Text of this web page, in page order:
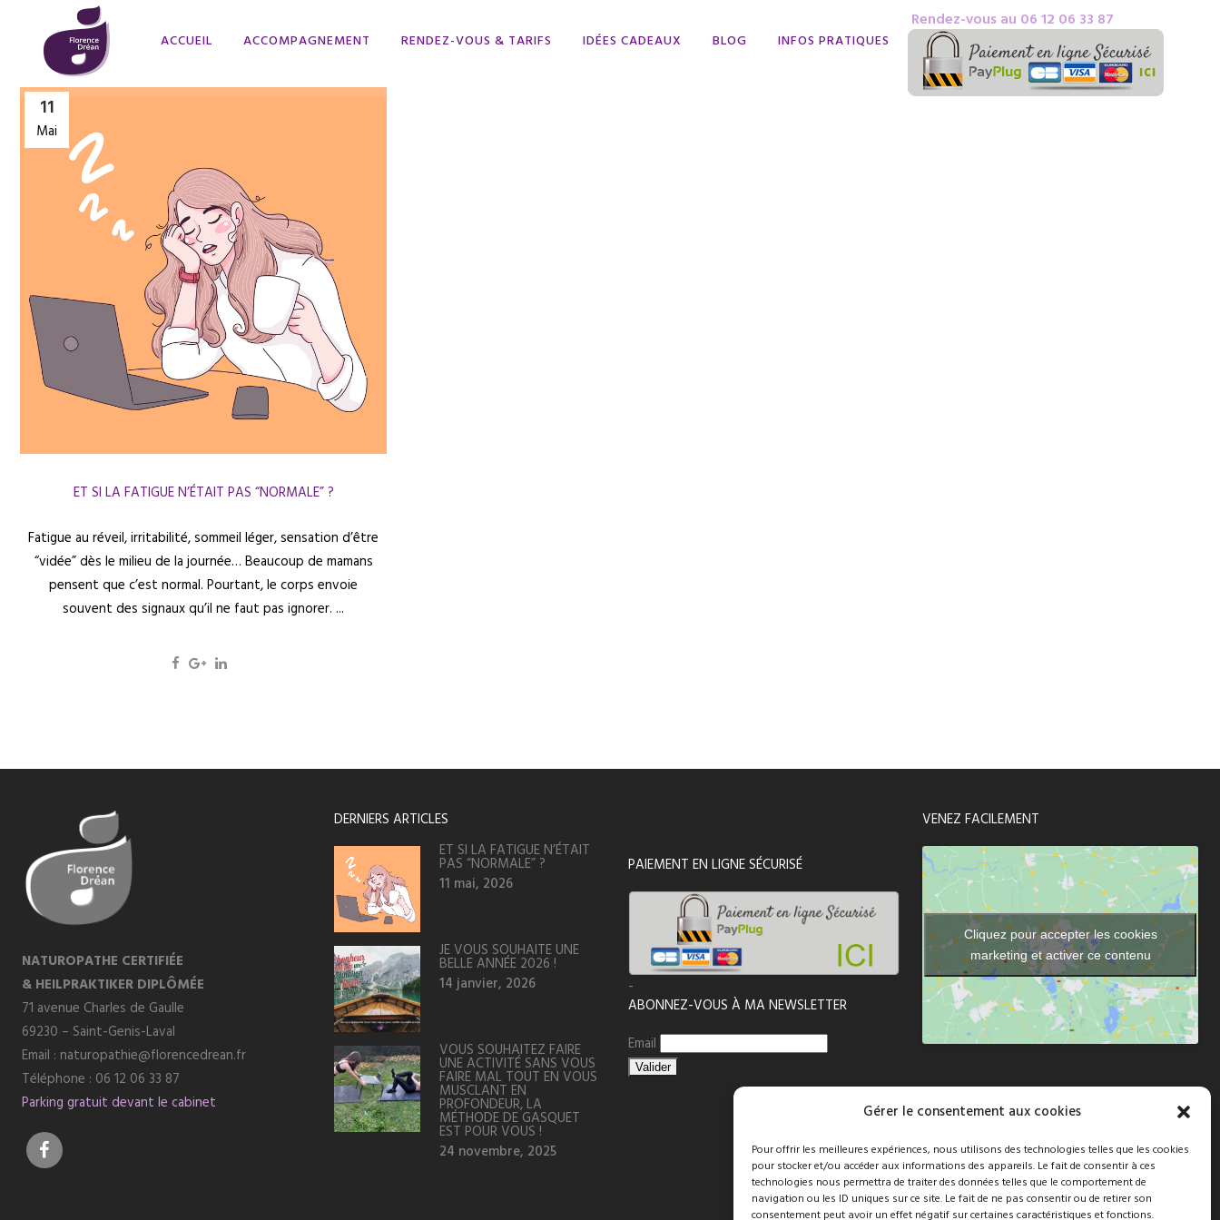
Gérer le consentement aux cookies
Pour offrir les meilleures expériences, nous utilisons des technologies telles que les cookies
pour stocker et/ou accéder aux informations des appareils. Le fait de consentir à ces
technologies nous permettra de traiter des données telles que le comportement de
navigation ou les ID uniques sur ce site. Le fait de ne pas consentir ou de retirer son
consentement peut avoir un effet négatif sur certaines caractéristiques et fonctions.
Rendez-vous au 06 12 06 33 87
ACCUEIL ACCOMPAGNEMENT RENDEZ-VOUS & TARIFS IDÉES CADEAUX BLOG INFOS PRATIQUES
11
Mai
ET SI LA FATIGUE N’ÉTAIT PAS “NORMALE” ?
Fatigue au réveil, irritabilité, sommeil léger, sensation d’être
“vidée” dès le milieu de la journée… Beaucoup de mamans
pensent que c’est normal. Pourtant, le corps envoie
souvent des signaux qu’il ne faut pas ignorer. ...
NATUROPATHE CERTIFIÉE
& HEILPRAKTIKER DIPLÔMÉE
71 avenue Charles de Gaulle
69230 – Saint-Genis-Laval
Email : naturopathie@florencedrean.fr
Téléphone : 06 12 06 33 87
Parking gratuit devant le cabinet
DERNIERS ARTICLES
ET SI LA FATIGUE N’ÉTAIT
PAS “NORMALE” ?
11 mai, 2026
JE VOUS SOUHAITE UNE
BELLE ANNÉE 2026 !
14 janvier, 2026
VOUS SOUHAITEZ FAIRE
UNE ACTIVITÉ SANS VOUS
FAIRE MAL TOUT EN VOUS
MUSCLANT EN
PROFONDEUR, LA
MÉTHODE DE GASQUET
EST POUR VOUS !
24 novembre, 2025
PAIEMENT EN LIGNE SÉCURISÉ
-
ABONNEZ-VOUS À MA NEWSLETTER
Email
VENEZ FACILEMENT
Cliquez pour accepter les cookies
marketing et activer ce contenu